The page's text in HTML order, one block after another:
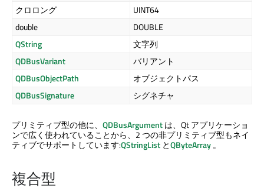
クロロング
UINT64
double
DOUBLE
QString
文字列
QDBusVariant
バリアント
QDBusObjectPath
オブジェクトパス
QDBusSignature
シグネチャ
プリミティブ型の他に、 QDBusArgumentは、Qt アプリケーショ
ンで広く使われていることから、2 つの非プリミティブ型もネイ
ティブでサポートしています:QStringList とQByteArray。
複合型